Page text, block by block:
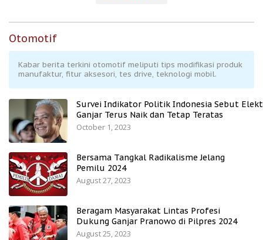
Otomotif
Kabar berita terkini otomotif meliputi tips modifikasi produk
manufaktur, fitur aksesori, tes drive, teknologi mobil.
Survei Indikator Politik Indonesia Sebut
Ganjar Terus Naik dan Tetap Teratas
October 1, 2023
Bersama Tangkal Radikalisme Jelang
Pemilu 2024
August 27, 2023
Beragam Masyarakat Lintas Profesi
Dukung Ganjar Pranowo di Pilpres 2024
August 25, 2023